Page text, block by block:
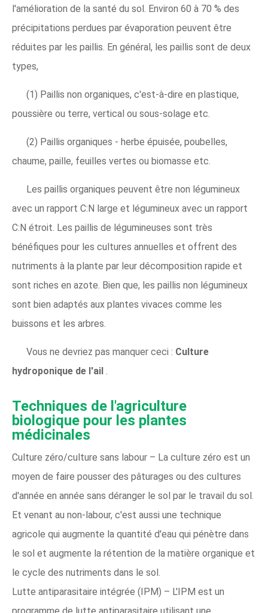
l'amélioration de la santé du sol. Environ 60 à 70 % des
précipitations perdues par évaporation peuvent être
réduites par les paillis. En général, les paillis sont de deux
types,
(1) Paillis non organiques, c'est-à-dire en plastique,
poussière ou terre, vertical ou sous-solage etc.
(2) Paillis organiques - herbe épuisée, poubelles,
chaume, paille, feuilles vertes ou biomasse etc.
Les paillis organiques peuvent être non légumineux
avec un rapport C:N large et légumineux avec un rapport
C:N étroit. Les paillis de légumineuses sont très
bénéfiques pour les cultures annuelles et offrent des
nutriments à la plante par leur décomposition rapide et
sont riches en azote. Bien que, les paillis non légumineux
sont bien adaptés aux plantes vivaces comme les
buissons et les arbres.
Vous ne devriez pas manquer ceci : Culture
hydroponique de l'ail .
Techniques de l'agriculture
biologique pour les plantes
médicinales
Culture zéro/culture sans labour – La culture zéro est un
moyen de faire pousser des pâturages ou des cultures
d'année en année sans déranger le sol par le travail du sol.
Et venant au non-labour, c'est aussi une technique
agricole qui augmente la quantité d'eau qui pénètre dans
le sol et augmente la rétention de la matière organique et
le cycle des nutriments dans le sol.
Lutte antiparasitaire intégrée (IPM) – L'IPM est un